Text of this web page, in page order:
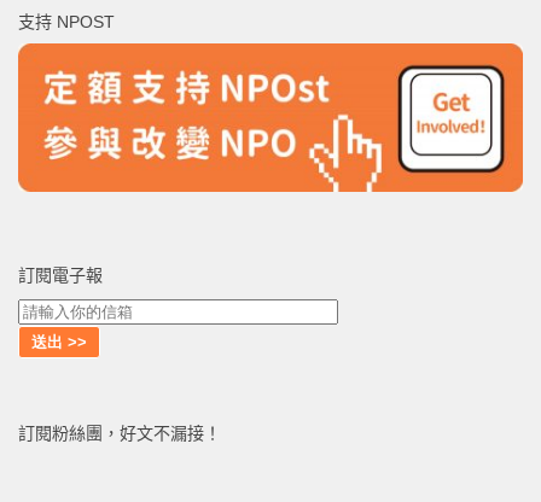
字:
支持 NPOST
訂閱電子報
訂閱粉絲團，好文不漏接！